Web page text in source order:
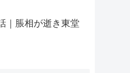
｜脹相が逝き東堂